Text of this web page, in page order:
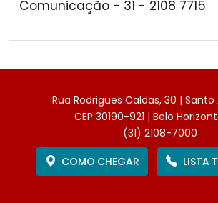
Comunicação - 31 - 2108 7715
Rua Rodrigues Caldas, 30 |
CEP 30190-921 | Belo
(31) 2108-7000
COMO CHEGAR
LISTA